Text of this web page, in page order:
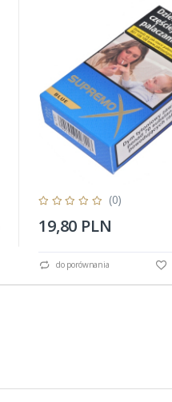
(0)
19,80 PLN
do porównania